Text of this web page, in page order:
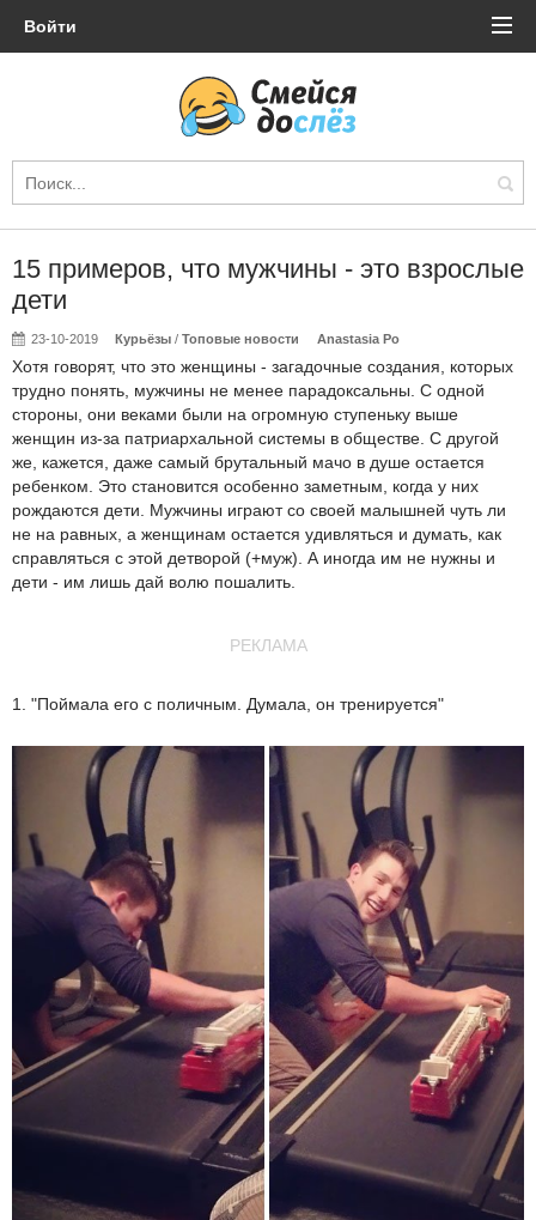
Войти
15 примеров, что мужчины - это взрослые
дети
23-10-2019 Курьёзы /Топовые новости Anastasia Po
Хотя говорят, что это женщины - загадочные создания, которых
трудно понять, мужчины не менее парадоксальны. С одной
стороны, они веками были на огромную ступеньку выше
женщин из-за патриархальной системы в обществе. С другой
же, кажется, даже самый брутальный мачо в душе остается
ребенком. Это становится особенно заметным, когда у них
рождаются дети. Мужчины играют со своей малышней чуть ли
не на равных, а женщинам остается удивляться и думать, как
справляться с этой детворой (+муж). А иногда им не нужны и
дети - им лишь дай волю пошалить.
РЕКЛАМА
1. "Поймала его с поличным. Думала, он тренируется"